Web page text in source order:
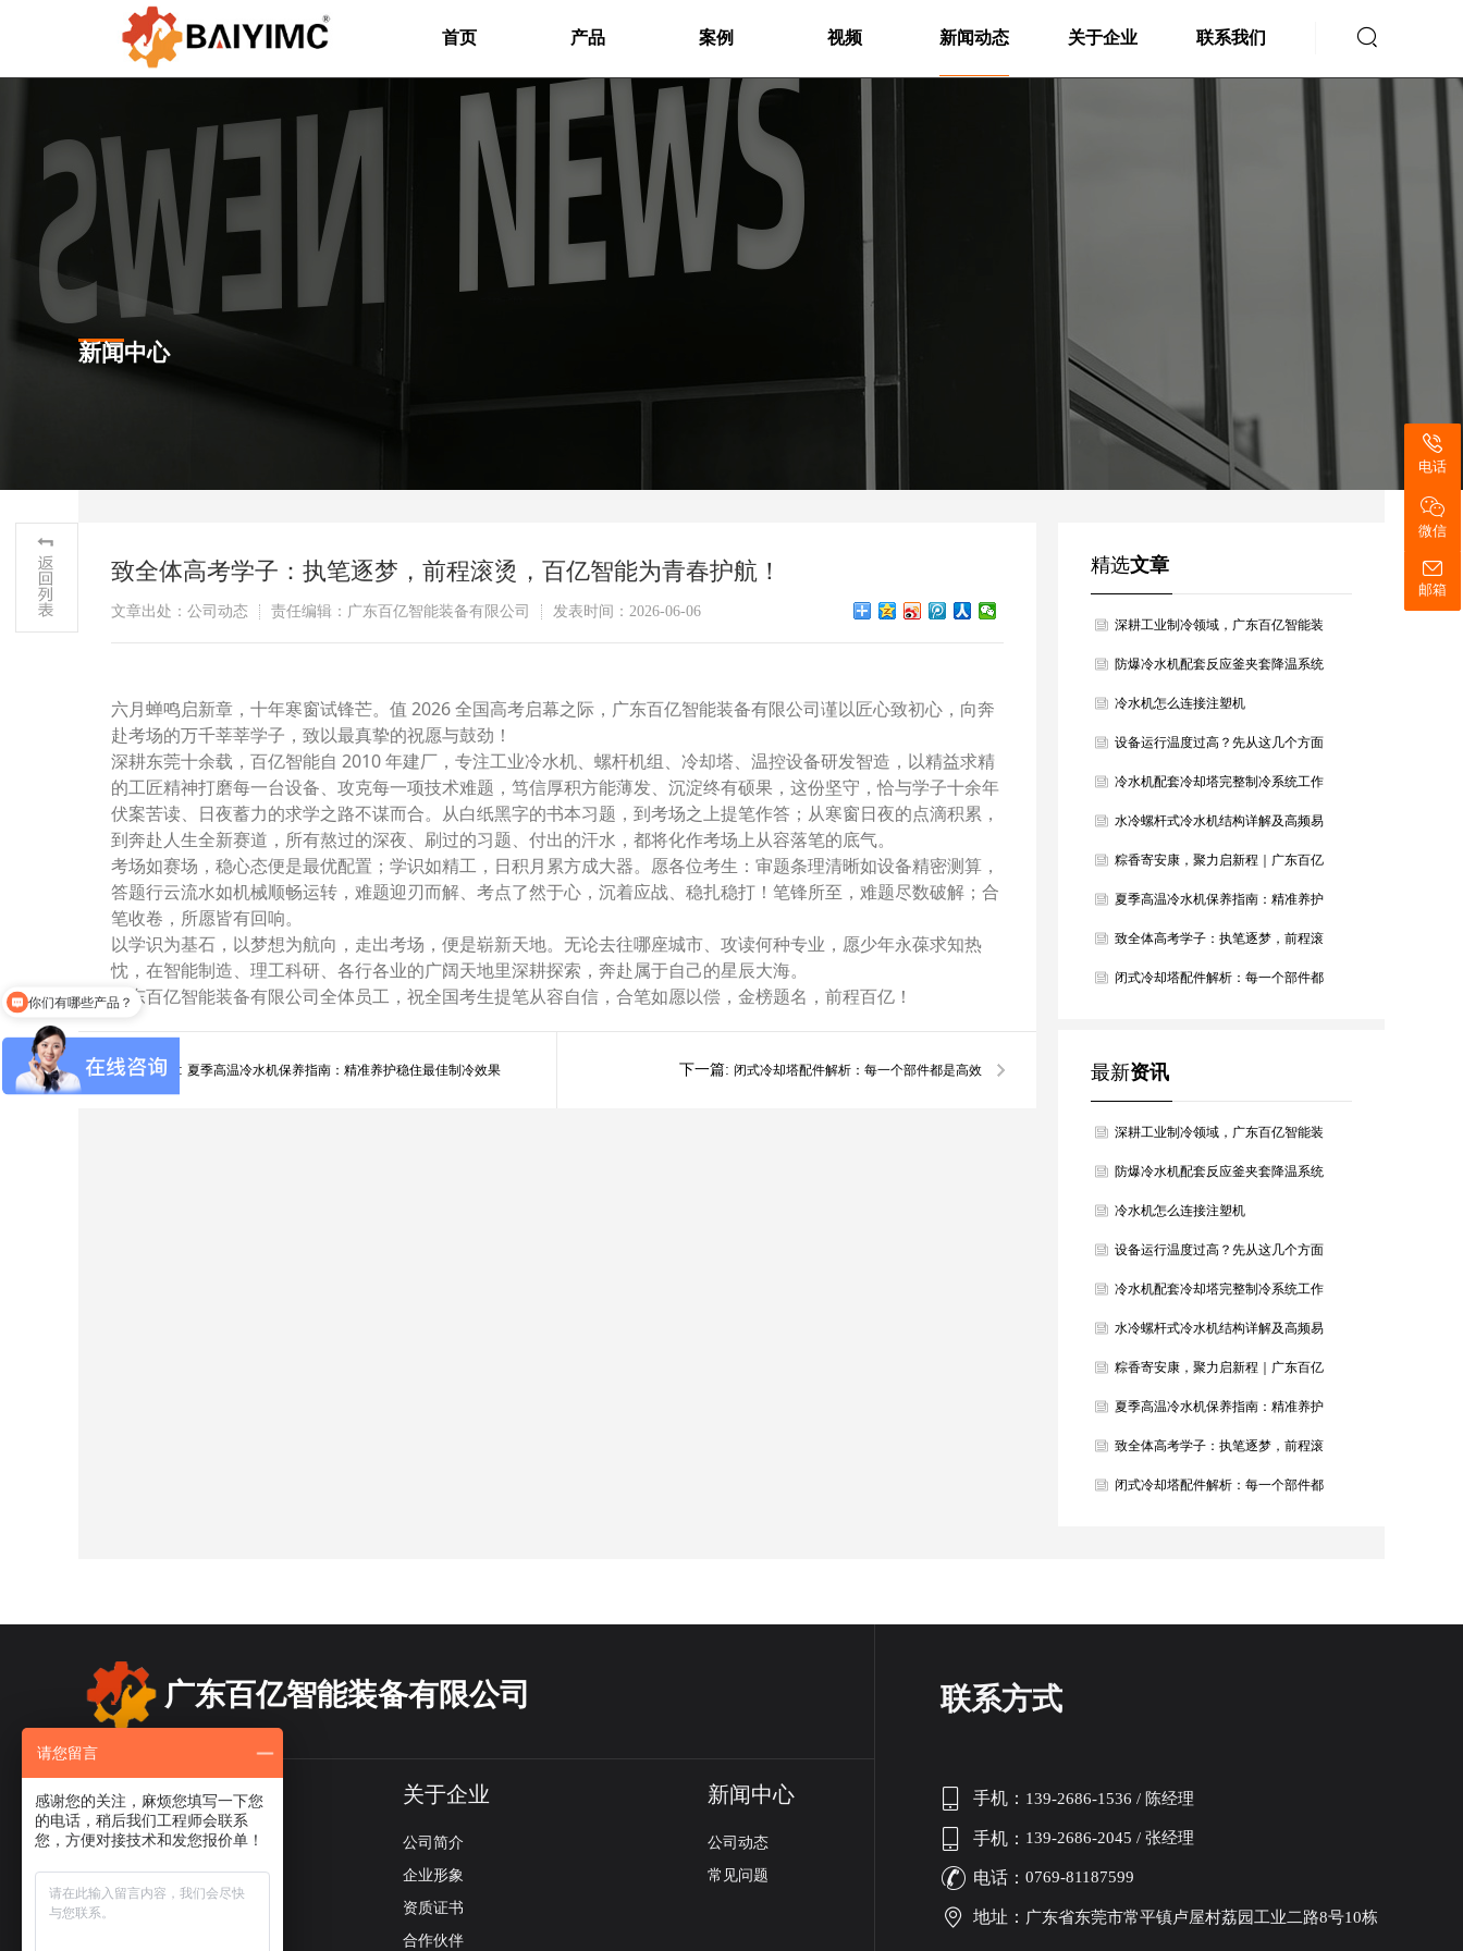
首页 产品 案例 视频 新闻动态 关于企业 联系我们 
新闻中心
致全体高考学子：执笔逐梦，前程滚烫，百亿智能为青春护航！
文章出处：公司动态 责任编辑：广东百亿智能装备有限公司 发表时间：2026-06-06
六月蝉鸣启新章，十年寒窗试锋芒。值 2026 全国高考启幕之际， 广东百亿智能装备有限公司谨以匠心致初心，向奔
赴考场的万千莘莘学子，致以最真挚的祝愿与鼓劲！
深耕东莞十余载，百亿智能自 2010 年建厂，专注工业冷水机、螺杆机组、冷却塔、温控设备研发智造，以精益求精
的工匠精神打磨每一台设备、攻克每一项技术难题，笃信厚积方能薄发、沉淀终有硕果，这份坚守，恰与学子十余年
伏案苦读、日夜蓄力的求学之路不谋而合。从白纸黑字的书本习题，到考场之上提笔作答；从寒窗日夜的点滴积累，
到奔赴人生全新赛道，所有熬过的深夜、刷过的习题、付出的汗水，都将化作考场上从容落笔的底气。
考场如赛场，稳心态便是最优配置；学识如精工，日积月累方成大器。愿各位考生：审题条理清晰如设备精密测算，
答题行云流水如机械顺畅运转，难题迎刃而解、考点了然于心，沉着应战、稳扎稳打！笔锋所至，难题尽数破解；合
笔收卷，所愿皆有回响。
以学识为基石，以梦想为航向，走出考场，便是崭新天地。无论去往哪座城市、攻读何种专业，愿少年永葆求知热
忱，在智能制造、理工科研、各行各业的广阔天地里深耕探索，奔赴属于自己的星辰大海。
广东百亿智能装备有限公司全体员工，祝全国考生提笔从容自信，合笔如愿以偿，金榜题名，前程百亿！
上一篇: 夏季高温冷水机保养指南：精准养护稳住最佳制冷效果 下一篇: 闭式冷却塔配件解析：每一个部件都是高效
精选文章
深耕工业制冷领域，广东百亿智能装
备以硬核设备筑牢产业冷却根基
防爆冷水机配套反应釜夹套降温系统
方案
冷水机怎么连接注塑机
设备运行温度过高？先从这几个方面
判断降温方向
冷水机配套冷却塔完整制冷系统工作
原理详解
水冷螺杆式冷水机结构详解及高频易
损配件汇总
粽香寄安康，聚力启新程｜广东百亿
智能装备恭祝大家端午安康
夏季高温冷水机保养指南：精准养护
稳住最佳制冷效果
致全体高考学子：执笔逐梦，前程滚
烫，百亿智能为青春护航！
闭式冷却塔配件解析：每一个部件都
最新资讯
深耕工业制冷领域，广东百亿智能装
备以硬核设备筑牢产业冷却根基
防爆冷水机配套反应釜夹套降温系统
方案
冷水机怎么连接注塑机
设备运行温度过高？先从这几个方面
判断降温方向
冷水机配套冷却塔完整制冷系统工作
原理详解
水冷螺杆式冷水机结构详解及高频易
损配件汇总
粽香寄安康，聚力启新程｜广东百亿
智能装备恭祝大家端午安康
夏季高温冷水机保养指南：精准养护
稳住最佳制冷效果
致全体高考学子：执笔逐梦，前程滚
烫，百亿智能为青春护航！
闭式冷却塔配件解析：每一个部件都
广东百亿智能装备有限公司
产品导航
冷水机系列
螺杆冷水机系列
模温机系列
关于企业
公司简介
企业形象
资质证书
合作伙伴
新闻中心
公司动态
常见问题
联系方式
手机： 139-2686-1536 / 陈经理
手机： 139-2686-2045 / 张经理
电话： 0769-81187599
地址： 广东省东莞市常平镇卢屋村荔园工业二路8号10栋
电话
微信
邮箱
你们有哪些产品？
请您留言
感谢您的关注，麻烦您填写一下您
的电话，稍后我们工程师会联系
您，方便对接技术和发您报价单！